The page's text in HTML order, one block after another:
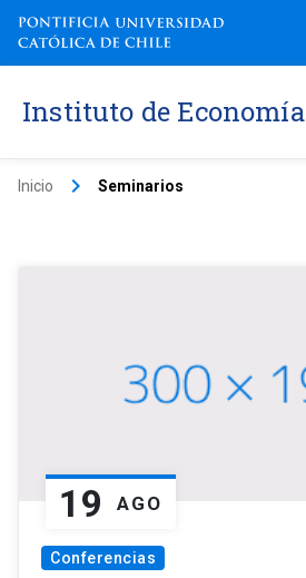
Instituto de Economía
Inicio keyboard_arrow_right Seminarios
19 AGO
Conferencias